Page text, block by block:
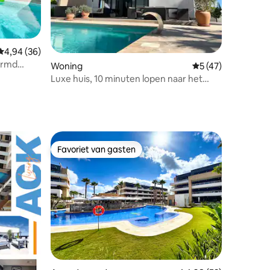
beoordeling van 4,94 op 5, 36 recensies
4,94 (36)
Woning Gemiddelde
5 (47)
Luxe huis, 10 minuten lopen naar het
Favoriet van gasten
Favoriet van gasten